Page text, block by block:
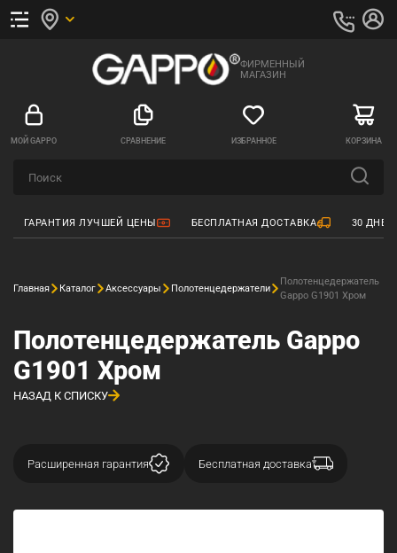
ФИРМЕННЫЙ
МАГАЗИН
МОЙ GAPPO СРАВНЕНИЕ ИЗБРАННОЕ КОРЗИНА
ГАРАНТИЯ ЛУЧШЕЙ ЦЕНЫ БЕСПЛАТНАЯ ДОСТАВКА 30
Главная Каталог Аксессуары Полотенцедержатели
Полотенцедержатель
Gappo G1901 Хром
Полотенцедержатель Gappo
G1901 Хром
НАЗАД К СПИСКУ
Расширенная гарантия Бесплатная доставка